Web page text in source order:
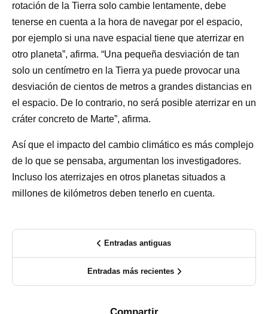
rotación de la Tierra solo cambie lentamente, debe
tenerse en cuenta a la hora de navegar por el espacio,
por ejemplo si una nave espacial tiene que aterrizar en
otro planeta”, afirma. “Una pequeña desviación de tan
solo un centímetro en la Tierra ya puede provocar una
desviación de cientos de metros a grandes distancias en
el espacio. De lo contrario, no será posible aterrizar en un
cráter concreto de Marte”, afirma.
Así que el impacto del cambio climático es más complejo
de lo que se pensaba, argumentan los investigadores.
Incluso los aterrizajes en otros planetas situados a
millones de kilómetros deben tenerlo en cuenta.
Entradas antiguas
Entradas más recientes